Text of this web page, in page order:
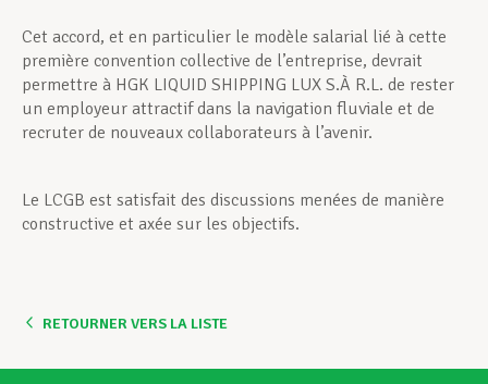
Cet accord, et en particulier le modèle salarial lié à cette
première convention collective de l’entreprise, devrait
permettre à HGK LIQUID SHIPPING LUX S.À R.L. de rester
un employeur attractif dans la navigation fluviale et de
recruter de nouveaux collaborateurs à l’avenir.
Le LCGB est satisfait des discussions menées de manière
constructive et axée sur les objectifs.
RETOURNER VERS LA LISTE